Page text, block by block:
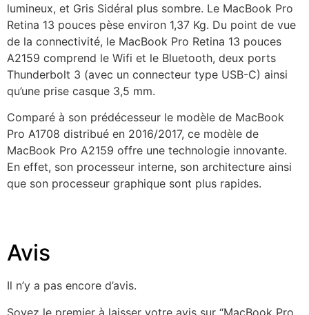
lumineux, et Gris Sidéral plus sombre. Le MacBook Pro
Retina 13 pouces pèse environ 1,37 Kg. Du point de vue
de la connectivité, le MacBook Pro Retina 13 pouces
A2159 comprend le Wifi et le Bluetooth, deux ports
Thunderbolt 3 (avec un connecteur type USB-C) ainsi
qu’une prise casque 3,5 mm.
Comparé à son prédécesseur le modèle de MacBook
Pro A1708 distribué en 2016/2017, ce modèle de
MacBook Pro A2159 offre une technologie innovante.
En effet, son processeur interne, son architecture ainsi
que son processeur graphique sont plus rapides.
Avis
Il n’y a pas encore d’avis.
Soyez le premier à laisser votre avis sur “MacBook Pro